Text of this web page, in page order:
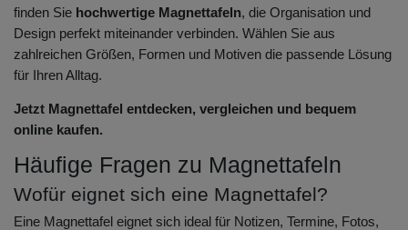
finden Sie hochwertige Magnettafeln, die Organisation und
Design perfekt miteinander verbinden. Wählen Sie aus
zahlreichen Größen, Formen und Motiven die passende Lösung
für Ihren Alltag.
Jetzt Magnettafel entdecken, vergleichen und bequem
online kaufen.
Häufige Fragen zu Magnettafeln
Wofür eignet sich eine Magnettafel?
Eine Magnettafel eignet sich ideal für Notizen, Termine, Fotos,